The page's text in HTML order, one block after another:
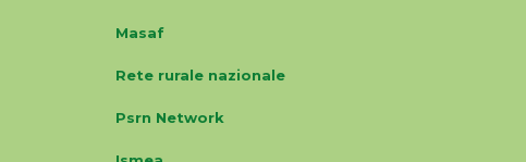
Masaf
Rete rurale nazionale
Psrn Network